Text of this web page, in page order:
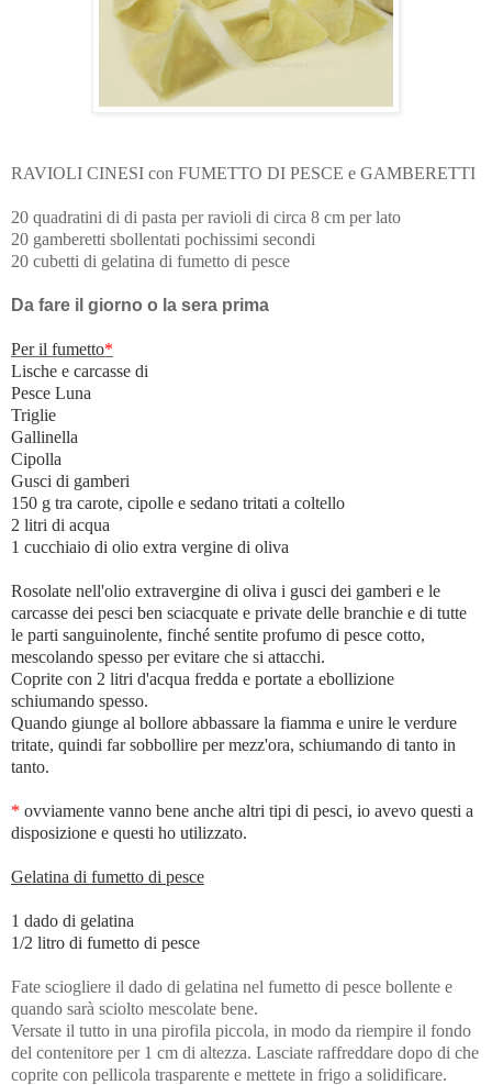
RAVIOLI CINESI con FUMETTO DI PESCE e GAMBERETTI
20 quadratini di di pasta per ravioli di circa 8 cm per lato
20 gamberetti sbollentati pochissimi secondi
20 cubetti di gelatina di fumetto di pesce
Da fare il giorno o la sera prima
Per il fumetto*
Lische e carcasse di
Pesce Luna
Triglie
Gallinella
Cipolla
Gusci di gamberi
150 g tra carote, cipolle e sedano tritati a coltello
2 litri di acqua
1 cucchiaio di olio extra vergine di oliva
Rosolate nell'olio extravergine di oliva i gusci dei gamberi e le
carcasse dei pesci ben sciacquate e private delle branchie e di tutte
le parti sanguinolente, finché sentite profumo di pesce cotto,
mescolando spesso per evitare che si attacchi.
Coprite con 2 litri d'acqua fredda e portate a ebollizione
schiumando spesso.
Quando giunge al bollore abbassare la fiamma e unire le verdure
tritate, quindi far sobbollire per mezz'ora, schiumando di tanto in
tanto.
* ovviamente vanno bene anche altri tipi di pesci, io avevo questi a
disposizione e questi ho utilizzato.
Gelatina di fumetto di pesce
1 dado di gelatina
1/2 litro di fumetto di pesce
Fate sciogliere il dado di gelatina nel fumetto di pesce bollente e
quando sarà sciolto mescolate bene.
Versate il tutto in una pirofila piccola, in modo da riempire il fondo
del contenitore per 1 cm di altezza. Lasciate raffreddare dopo di che
coprite con pellicola trasparente e mettete in frigo a solidificare.